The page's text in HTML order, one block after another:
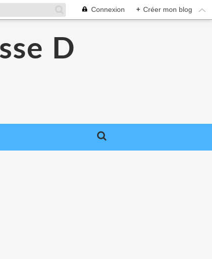
Connexion + Créer mon blog
D